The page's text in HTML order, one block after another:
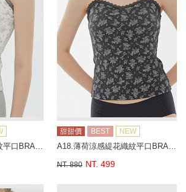
A18.薄荷涼感緹花織紋平口BRA背心
甜甜價 BEST NEW
A18.薄荷涼感緹花織紋平口BRA背心
NT. 880 NT. 499